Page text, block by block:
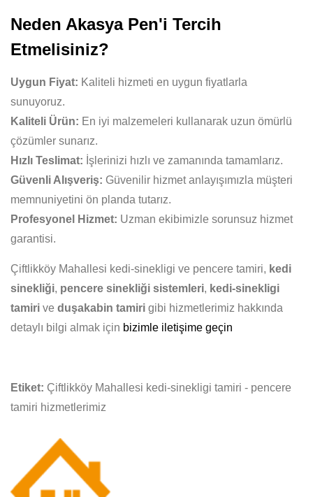
Neden Akasya Pen'i Tercih
Etmelisiniz?
Uygun Fiyat: Kaliteli hizmeti en uygun fiyatlarla
sunuyoruz.
Kaliteli Ürün: En iyi malzemeleri kullanarak uzun ömürlü
çözümler sunarız.
Hızlı Teslimat: İşlerinizi hızlı ve zamanında tamamlarız.
Güvenli Alışveriş: Güvenilir hizmet anlayışımızla müşteri
memnuniyetini ön planda tutarız.
Profesyonel Hizmet: Uzman ekibimizle sorunsuz hizmet
garantisi.
Çiftlikköy Mahallesi kedi-sinekligi ve pencere tamiri, kedi
sinekliği, pencere sinekliği sistemleri, kedi-sinekligi
tamiri ve duşakabin tamiri gibi hizmetlerimiz hakkında
detaylı bilgi almak için bizimle iletişime geçin
Etiket: Çiftlikköy Mahallesi kedi-sinekligi tamiri - pencere
tamiri hizmetlerimiz